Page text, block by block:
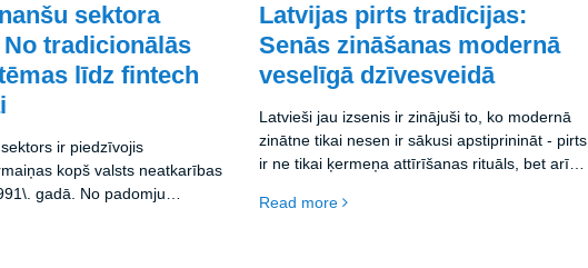
sektora
tradicionālās
līdz fintech
ir piedzīvojis
kopš valsts neatkarības
gadā. No padomju
– šis ceļš ir bijis pilns ar
Latvijas pirts tradīcijas:
Senās zināšanas modernā
veselīgā dzīvesveidā
Latvieši jau izsenis ir zinājuši to, ko modernā
zinātne tikai nesen ir sākusi apstiprinināt - pirts
ir ne tikai ķermeņa attīrīšanas rituāls, bet arī
Read more